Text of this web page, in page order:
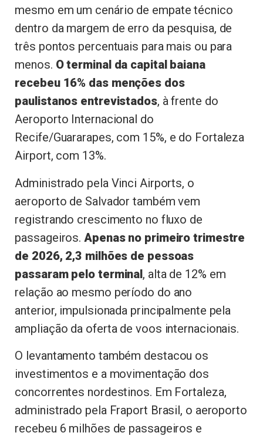
mesmo em um cenário de empate técnico
dentro da margem de erro da pesquisa, de
três pontos percentuais para mais ou para
menos. O terminal da capital baiana
recebeu 16% das menções dos
paulistanos entrevistados, à frente do
Aeroporto Internacional do
Recife/Guararapes, com 15%, e do Fortaleza
Airport, com 13%.
Administrado pela Vinci Airports, o
aeroporto de Salvador também vem
registrando crescimento no fluxo de
passageiros. Apenas no primeiro trimestre
de 2026, 2,3 milhões de pessoas
passaram pelo terminal, alta de 12% em
relação ao mesmo período do ano
anterior, impulsionada principalmente pela
ampliação da oferta de voos internacionais.
O levantamento também destacou os
investimentos e a movimentação dos
concorrentes nordestinos. Em Fortaleza,
administrado pela Fraport Brasil, o aeroporto
recebeu 6 milhões de passageiros e